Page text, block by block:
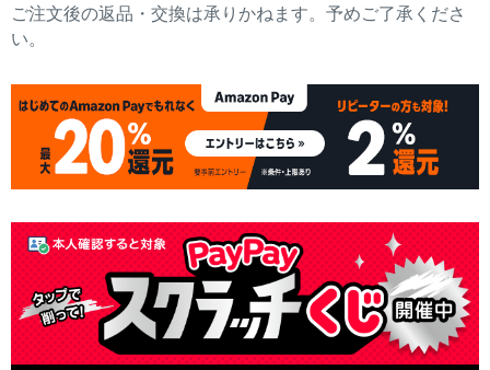
ご注文後の返品・交換は承りかねます。予めご了承くださ
い。